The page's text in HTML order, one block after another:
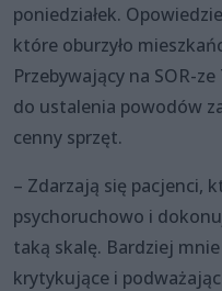
poniedziałek.
które oburzyło
Przebywający na SOR-
do ustalenia powodów
cenny sprzęt.
– Zdarzają się pacjenci,
psychoruchowo i
taką skalę. Bardziej
krytykujące i